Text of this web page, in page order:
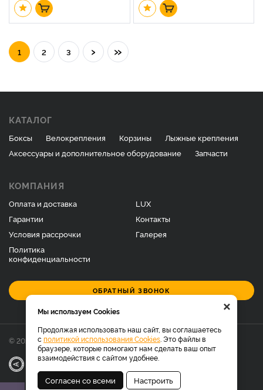
1 2 3 › »
КАТАЛОГ
Боксы Велокрепления Корзины
Лыжные крепления
Аксессуары и дополнительное оборудование
Запчасти
КОМПАНИЯ
Оплата и доставка
Гарантии
Условия рассрочки
Политика
конфиденциальности
LUX
Контакты
Галерея
ОБРАТНЫЙ ЗВОНОК
© 2026 Фирменный магазин багажников LUX.
Разработка|
×
Мы используем Cookies
Продолжая использовать наш сайт, вы соглашаетесь
с политикой использования Cookies . Это файлы в
браузере, которые помогают нам сделать ваш опыт
взаимодействия с сайтом удобнее.
Согласен со всеми Настроить